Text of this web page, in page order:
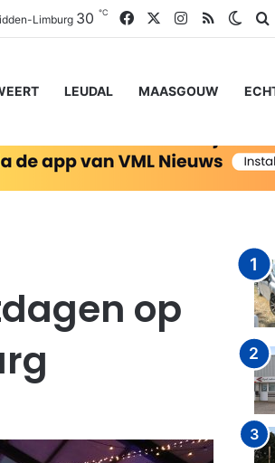
Limburg 30 ℃ FacebookInstagram
RSS
LEUDAL MAASGOUW
op